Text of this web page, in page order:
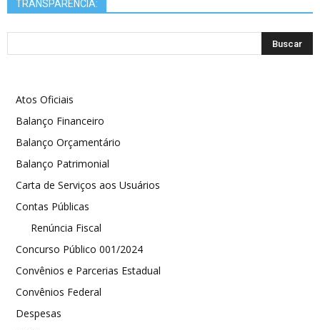
TRANSPARÊNCIA:
Atos Oficiais
Balanço Financeiro
Balanço Orçamentário
Balanço Patrimonial
Carta de Serviços aos Usuários
Contas Públicas
Renúncia Fiscal
Concurso Público 001/2024
Convênios e Parcerias Estadual
Convênios Federal
Despesas